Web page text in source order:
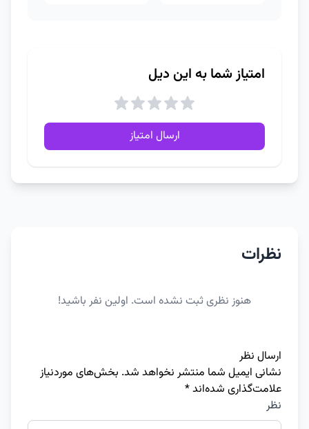
امتیاز شما به این دیل
ارسال امتیاز
نظرات
هنوز نظری ثبت نشده است. اولین نفر باشید!
ارسال نظر
نشانی ایمیل شما منتشر نخواهد شد. بخش‌های موردنیاز
علامت‌گذاری شده‌اند*
نظر